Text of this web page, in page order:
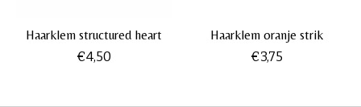
Haarklem structured heart
€4,50
Haarklem oranje strik
€3,75